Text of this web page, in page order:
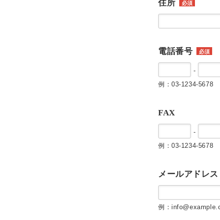
住所 必須
電話番号 必須
-
例：03-1234-5678
FAX
-
例：03-1234-5678
メールアドレス
例：